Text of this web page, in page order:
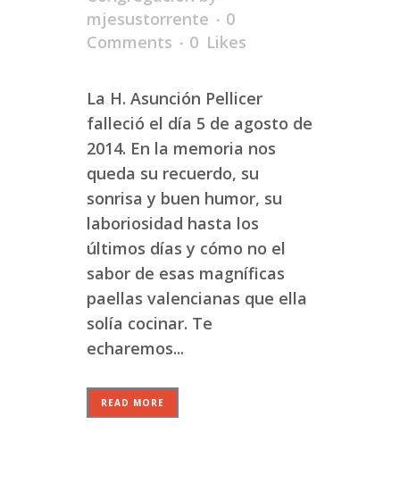
mjesustorrente
0
Comments
0 Likes
La H. Asunción Pellicer
falleció el día 5 de agosto de
2014. En la memoria nos
queda su recuerdo, su
sonrisa y buen humor, su
laboriosidad hasta los
últimos días y cómo no el
sabor de esas magníficas
paellas valencianas que ella
solía cocinar. Te
echaremos...
READ MORE